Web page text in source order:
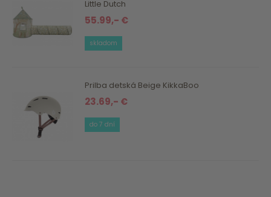
Little Dutch
55.99,- €
skladom
Prilba detská Beige KikkaBoo
23.69,- €
do 7 dní